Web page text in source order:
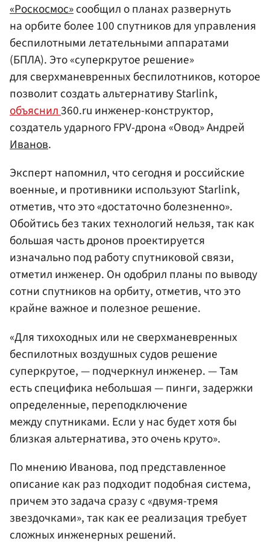
«Роскосмос»сообщил о планах развернуть
на орбите более 100 спутников для управления
беспилотными летательными аппаратами
(БПЛА). Это «суперкрутое решение»
для сверхманевренных беспилотников, которое
позволит создать альтернативу Starlink,
объяснил360.ru инженер-конструктор,
создатель ударного FPV-дрона «Овод» Андрей
Иванов.
Эксперт напомнил, что сегодня и российские
военные, и противники используют Starlink,
отметив, что это «достаточно болезненно».
Обойтись без таких технологий нельзя, так как
большая часть дронов проектируется
изначально под работу спутниковой связи,
отметил инженер. Он одобрил планы по выводу
сотни спутников на орбиту, отметив, что это
крайне важное и полезное решение.
«Для тихоходных или не сверхманевренных
беспилотных воздушных судов решение
суперкрутое, — подчеркнул инженер. — Там
есть специфика небольшая — пинги, задержки
определенные, переподключение
между спутниками. Если у нас будет хотя бы
близкая альтернатива, это очень круто».
По мнению Иванова, под представленное
описание как раз подходит подобная система,
причем это задача сразу с «двумя-тремя
звездочками», так как ее реализация требует
сложных инженерных решений.